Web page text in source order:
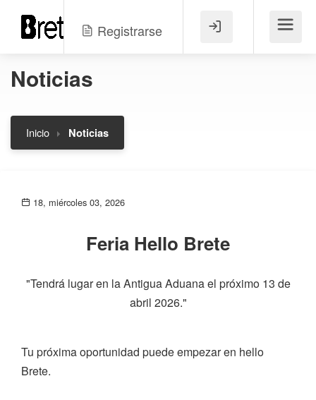
Registrarse Menú
Noticias
Inicio Noticias
18, miércoles 03, 2026
Feria Hello Brete
"Tendrá lugar en la Antigua Aduana el próximo 13 de
abril 2026."
Tu próxima oportunidad puede empezar en hello
Brete.